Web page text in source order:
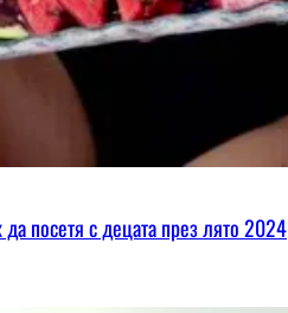
посетя с децата през лято 2024